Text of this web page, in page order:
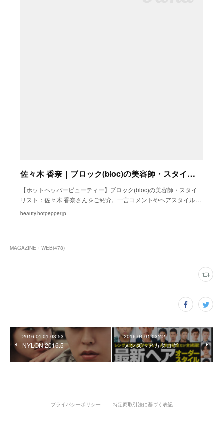
佐々木 香奈｜ブロック(bloc)の美容師・スタイリスト｜ホットペッパービューティー
【ホットペッパービューティー】ブロック(bloc)の美容師・スタイ
リスト：佐々木 香奈さんをご紹介。一言コメントやヘアスタイル…
beauty.hotpepper.jp
MAGAZINE・WEB(478)
2016.04.01 03:53
NYLON 2016.5
2016.04.01 03:42
メンズヘアカタログ
プライバシーポリシー 特定商取引法に基づく表記